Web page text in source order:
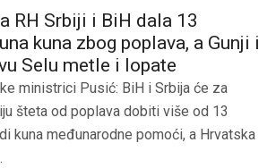
RH Srbiji i BiH dala 13
kuna zbog poplava, a Gunji i
Selu metle i lopate
ministrici Pusić: BiH i Srbija će za
šteta od poplava dobiti više od 13
kuna međunarodne pomoći, a Hrvatska